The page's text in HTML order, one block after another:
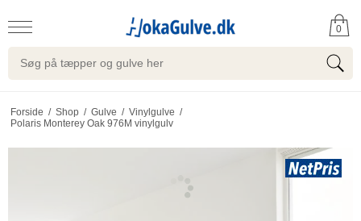
0
Forside / Shop / Gulve / Vinylgulve /
Polaris Monterey Oak 976M vinylgulv